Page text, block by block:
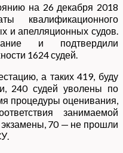
на 26 декабря 2018
квалификационного
и апелляционных судов.
и подтвердили
1624 судей.
а таких 419, буду
240 судей уволены по
процедуры оценивания,
занимаемой
экзамены, 70 — не прошли